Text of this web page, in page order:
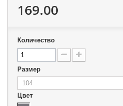
169.00
Количество
Размер
Цвет